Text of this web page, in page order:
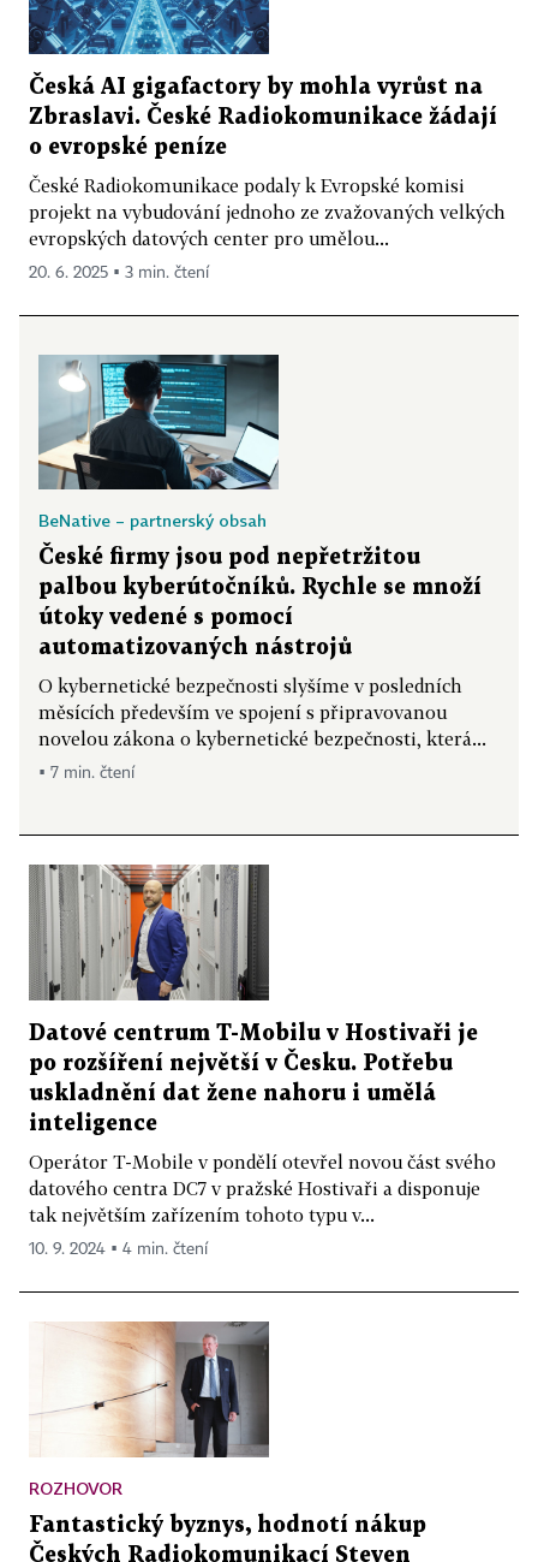
Česká AI gigafactory by mohla vyrůst na
Zbraslavi. České Radiokomunikace žádají
o evropské peníze
České Radiokomunikace podaly k Evropské komisi
projekt na vybudování jednoho ze zvažovaných velkých
evropských datových center pro umělou...
20. 6. 2025 ▪ 3 min. čtení
BeNative – partnerský obsah
České firmy jsou pod nepřetržitou
palbou kyberútočníků. Rychle se množí
útoky vedené s pomocí
automatizovaných nástrojů
O kybernetické bezpečnosti slyšíme v posledních
měsících především ve spojení s připravovanou
novelou zákona o kybernetické bezpečnosti, která...
▪ 7 min. čtení
Datové centrum T-Mobilu v Hostivaři je
po rozšíření největší v Česku. Potřebu
uskladnění dat žene nahoru i umělá
inteligence
Operátor T-Mobile v pondělí otevřel novou část svého
datového centra DC7 v pražské Hostivaři a disponuje
tak největším zařízením tohoto typu v...
10. 9. 2024 ▪ 4 min. čtení
ROZHOVOR
Fantastický byznys, hodnotí nákup
Českých Radiokomunikací Steven